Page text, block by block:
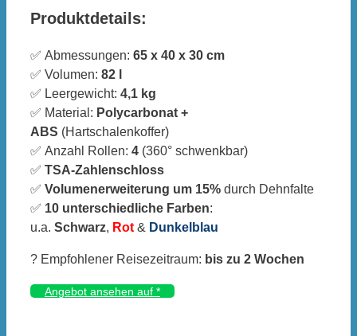
Produktdetails:
✅ Abmessungen: 65 x 40 x 30 cm
✅ Volumen: 82 l
✅ Leergewicht: 4,1 kg
✅ Material: Polycarbonat +
ABS (Hartschalenkoffer)
✅ Anzahl Rollen: 4 (360° schwenkbar)
✅ TSA-Zahlenschloss
✅ Volumenerweiterung um 15% durch Dehnfalte
✅ 10 unterschiedliche Farben:
u.a. Schwarz, Rot & Dunkelblau
? Empfohlener Reisezeitraum: bis zu 2 Wochen
Angebot ansehen auf *